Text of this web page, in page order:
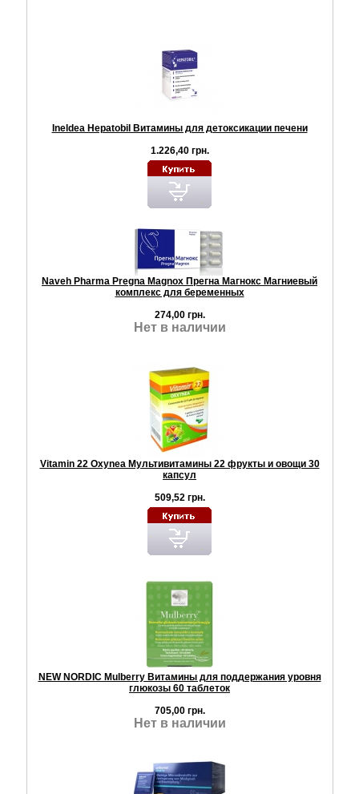
Ineldea Hepatobil Витамины для детоксикации печени
1.226,40 грн.
Naveh Pharma Pregna Magnox Прегна Магнокс Магниевый
комплекс для беременных
274,00 грн.
Нет в наличии
Vitamin 22 Oxynea Мультивитамины 22 фрукты и овощи 30
капсул
509,52 грн.
NEW NORDIC Mulberry Витамины для поддержания уровня
глюкозы 60 таблеток
705,00 грн.
Нет в наличии